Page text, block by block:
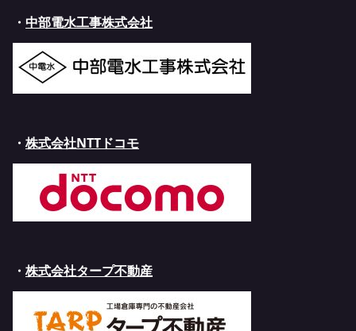
・ 中部電水工事株式会社
・ 株式会社NTTドコモ
・ 株式会社タープ不動産